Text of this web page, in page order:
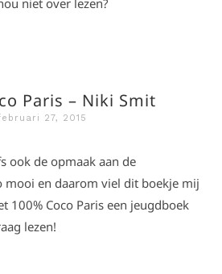
niet over lezen?
Paris – Niki Smit
27, 2015
ook de opmaak aan de
mooi en daarom viel dit boekje mij
100% Coco Paris een jeugdboek
lezen!